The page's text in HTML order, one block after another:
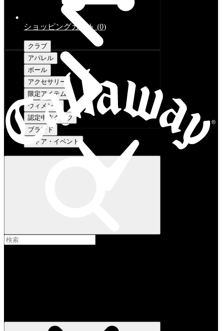
ショッピングカート (0)
クラブ
アパレル
ボール
アクセサリー
限定アイテム
ウィメンズ
認定中古クラブ
ブランド
ストア・イベント